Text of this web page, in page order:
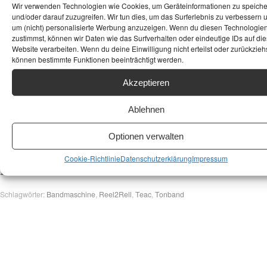
Wir verwenden Technologien wie Cookies, um Geräteinformationen zu
und/oder darauf zuzugreifen. Wir tun dies, um das Surferlebnis zu verbessern
um (nicht) personalisierte Werbung anzuzeigen. Wenn du diesen
zustimmst, können wir Daten wie das Surfverhalten oder eindeutige IDs auf
Website verarbeiten. Wenn du deine Einwilligung nicht erteilst oder
können bestimmte Funktionen beeinträchtigt werden.
Akzeptieren
Ablehnen
Optionen verwalten
Cookie-RichtlinieDatenschutzerklärungImpressum
Möchtest Du Deine Teac A-6600 klanglich voll
ausreizen oder suchst Du passendes Zubehör?
Aliexpressvorbei – dort findest
Du oft hochwertigeNAB-Adapterfür Deine
Spulen, massiveAluminium-Leerspulenfür die
perfekte Optik oder spezielleTonkopf-
Reinigungssetsfür die regelmäßige Wartung
Deiner Teac Bandmaschine!
Schlagwörter: Bandmaschine, Reel2Rell,Teac,Tonband